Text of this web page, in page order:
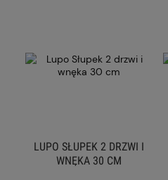
LUPO SŁUPEK 2 DRZWI I
WNĘKA 30 CM